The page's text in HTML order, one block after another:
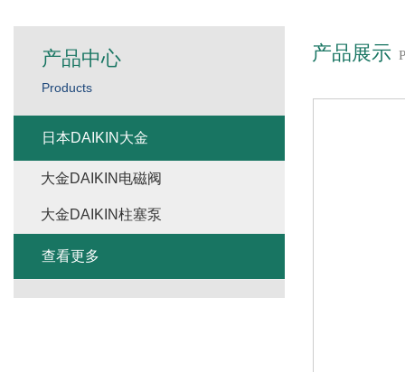
产品展示
产品中心
Products
日本DAIKIN大金
大金DAIKIN电磁阀
大金DAIKIN柱塞泵
查看更多